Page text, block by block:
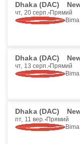
Dhaka (DAC)
чт, 20 серп. Прямий
Dhaka (DAC)
чт, 13 серп. Прямий
Dhaka (DAC)
пт, 11 вер. Прямий